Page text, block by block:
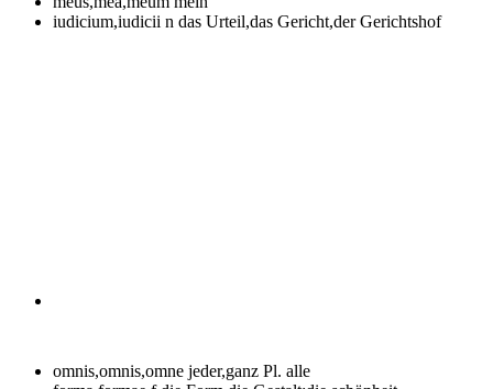
iudicium,iudicii n das Urteil,das Gericht,der Gerichtshof
omnis,omnis,omne jeder,ganz Pl. alle